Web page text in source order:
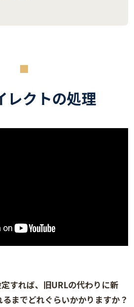
レクトの処理
すれば、旧URLの代わりに新
までどれぐらいかかりますか？